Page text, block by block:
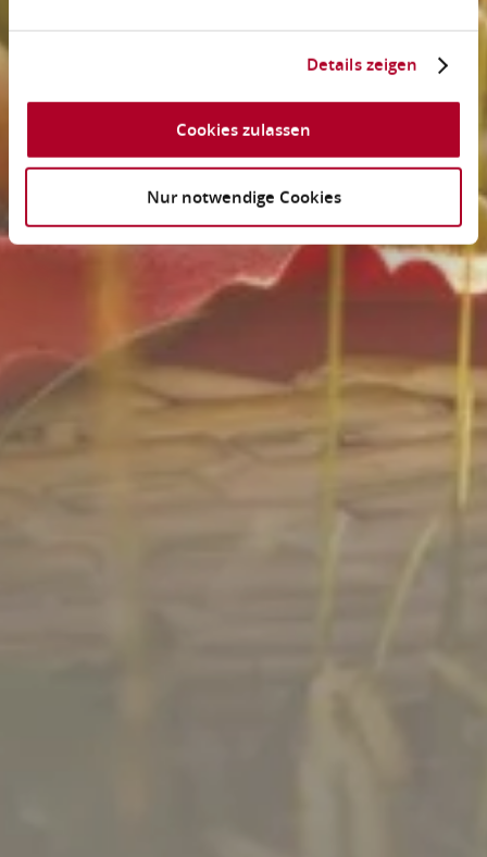
Details zeigen
Cookies zulassen
Nur notwendige Cookies